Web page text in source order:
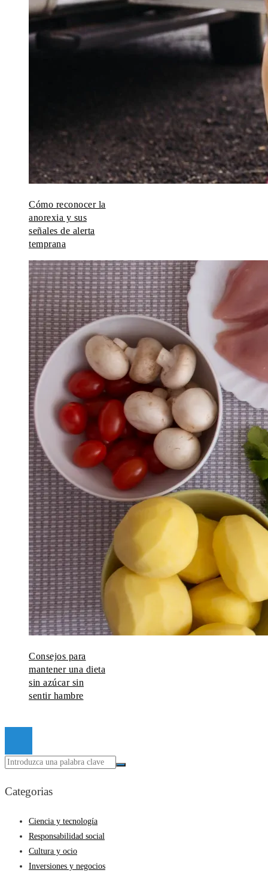
Cómo reconocer la
anorexia y sus
señales de alerta
temprana
Consejos para
mantener una dieta
sin azúcar sin
sentir hambre
Categorias
Ciencia y tecnología
Responsabilidad social
Cultura y ocio
Inversiones y negocios